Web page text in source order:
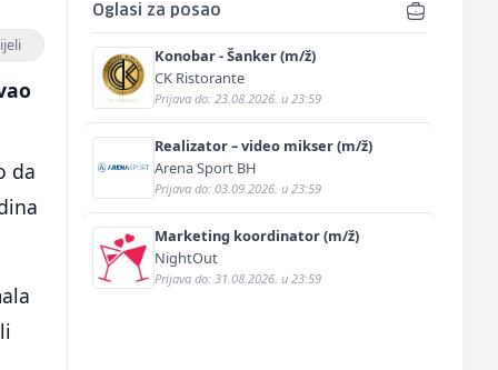
da
Oglasi za posao
Konobar - Šanker (m/ž)
CK Ristorante
Prijava do: 23.08.2026. u 23:59
Realizator – video mikser (m/ž)
Arena Sport BH
Prijava do: 03.09.2026. u 23:59
Marketing koordinator (m/ž)
NightOut
Prijava do: 31.08.2026. u 23:59